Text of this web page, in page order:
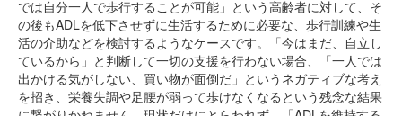
では自分一人で歩行することが可能」という高齢者に対して、そ
の後もADLを低下させずに生活するために必要な、歩行訓練や生
活の介助などを検討するようなケースです。「今はまだ、自立し
ているから」と判断して一切の支援を行わない場合、「一人では
出かける気がしない、買い物が面倒だ」というネガティブな考え
を招き、栄養失調や足腰が弱って歩けなくなるという残念な結果